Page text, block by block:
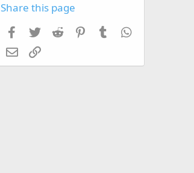
Share this page
Facebook
Twitter Reddit PinterestTumblr
Email